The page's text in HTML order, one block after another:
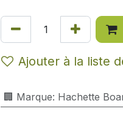
Ajouter à la liste
🏢 Marque: Hachette